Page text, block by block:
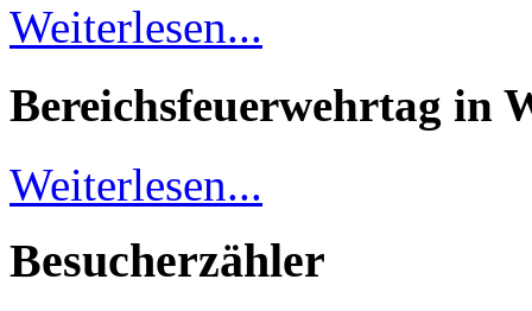
Weiterlesen...
Bereichsfeuerwehrtag in
Weiterlesen...
Besucherzähler